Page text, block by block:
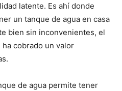
latente. Es ahí donde
un tanque de agua en casa
bien sin inconvenientes, el
ha cobrado un valor
de agua permite tener